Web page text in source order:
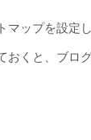
マップを設定
おくと、ブロ